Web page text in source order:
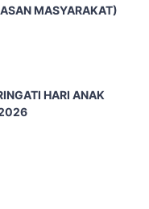
MASYARAKAT)
HARI ANAK